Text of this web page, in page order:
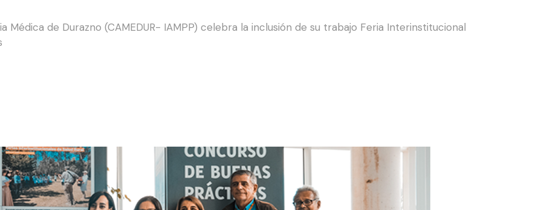
Médica de Durazno (CAMEDUR- IAMPP) celebra la inclusión de su trabajo Feria Interinstitucional